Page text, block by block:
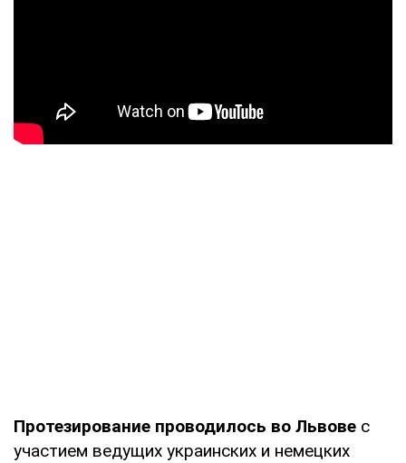
Протезирование проводилось во Львове с
участием ведущих украинских и немецких